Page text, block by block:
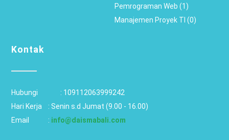
Pemrograman Web (1)
Manajemen Proyek TI (0)
Kontak
Hubungi		: 109112063999242
Hari Kerja 	: Senin s.d Jumat (9.00 - 16.00)
Email 		: info@daismabali.com